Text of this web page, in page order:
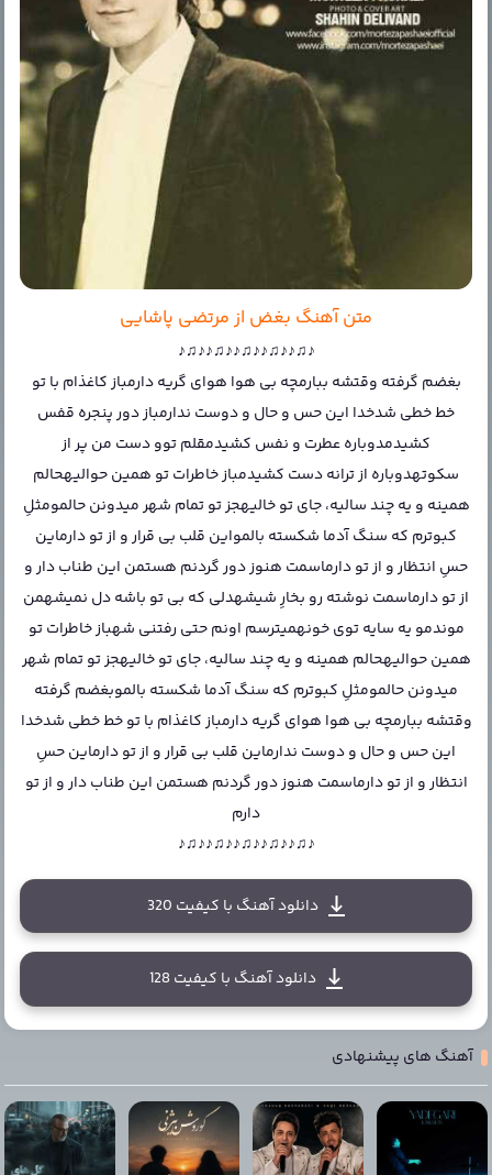
متن آهنگ بغض از مرتضی پاشایی
♪♫♪♪♫♪♪♫♪♪♫♪♪♫♪
بغضم گرفته وقتشه ببارمچه بی هوا هوای گریه دارمباز کاغذام با تو
خط خطی شدخدا این حس و حال و دوست ندارمباز دور پنجره قفس
کشیدمدوباره عطرت و نفس کشیدمقلم توو دست من پر از
سکوتهدوباره از ترانه دست کشیدمباز خاطرات تو همین حوالیهحالم
همینه و یه چند سالیه، جای تو خالیهجز تو تمام شهر میدونن حالمومثلِ
کبوترم که سنگ آدما شکسته بالمواین قلب بی قرار و از تو دارماین
حسِ انتظار و از تو دارماسمت هنوز دور گردنم هستمن این طناب دار و
از تو دارماسمت نوشته رو بخارِ شیشهدلی که بی تو باشه دل نمیشهمن
موندمو یه سایه توی خونهمیترسم اونم حتی رفتنی شهباز خاطرات تو
همین حوالیهحالم همینه و یه چند سالیه، جای تو خالیهجز تو تمام شهر
میدونن حالمومثلِ کبوترم که سنگ آدما شکسته بالموبغضم گرفته
وقتشه ببارمچه بی هوا هوای گریه دارمباز کاغذام با تو خط خطی شدخدا
این حس و حال و دوست ندارماین قلب بی قرار و از تو دارماین حسِ
انتظار و از تو دارماسمت هنوز دور گردنم هستمن این طناب دار و از تو
دارم
♪♫♪♪♫♪♪♫♪♪♫♪♪♫♪
دانلود آهنگ با کیفیت 320
دانلود آهنگ با کیفیت 128
آهنگ های پیشنهادی